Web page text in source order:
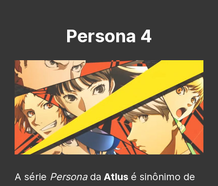
Persona 4
A série Personada Atlus é sinônimo de